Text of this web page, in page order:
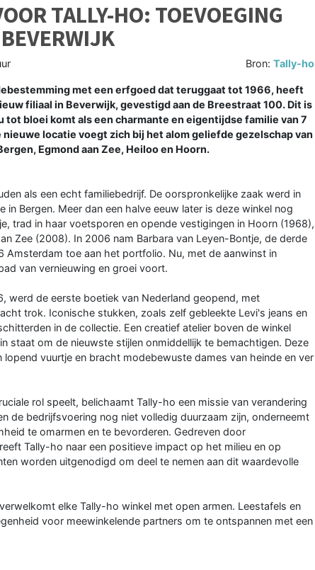
TALLY-HO: TOEVOEGING
Bron:Tally-ho
met een erfgoed dat teruggaat tot 1966, heeft
filiaal in Beverwijk, gevestigd aan de Breestraat 100. Dit is
tot bloei komt als een charmante en eigentijdse familie van 7
locatie voegt zich bij het alom geliefde gezelschap van
Egmond aan Zee, Heiloo en Hoorn.
als een echt familiebedrijf. De oorspronkelijke zaak werd in
Bergen. Meer dan een halve eeuw later is deze winkel nog
trad in haar voetsporen en opende vestigingen in Hoorn (1968),
Zee (2008). In 2006 nam Barbara van Leyen-Bontje, de derde
Amsterdam toe aan het portfolio. Nu, met de aanwinst in
van vernieuwing en groei voort.
werd de eerste boetiek van Nederland geopend, met
trok. Iconische stukken, zoals zelf gebleekte Levi's jeans en
in de collectie. Een creatief atelier boven de winkel
staat om de nieuwste stijlen onmiddellijk te bemachtigen. Deze
vuurtje en bracht modebewuste dames van heinde en ver
rol speelt, belichaamt Tally-ho een missie van verandering
de bedrijfsvoering nog niet volledig duurzaam zijn, onderneemt
te omarmen en te bevorderen. Gedreven door
Tally-ho naar een positieve impact op het milieu en op
worden uitgenodigd om deel te nemen aan dit waardevolle
elke Tally-ho winkel met open armen. Leestafels en
voor meewinkelende partners om te ontspannen met een